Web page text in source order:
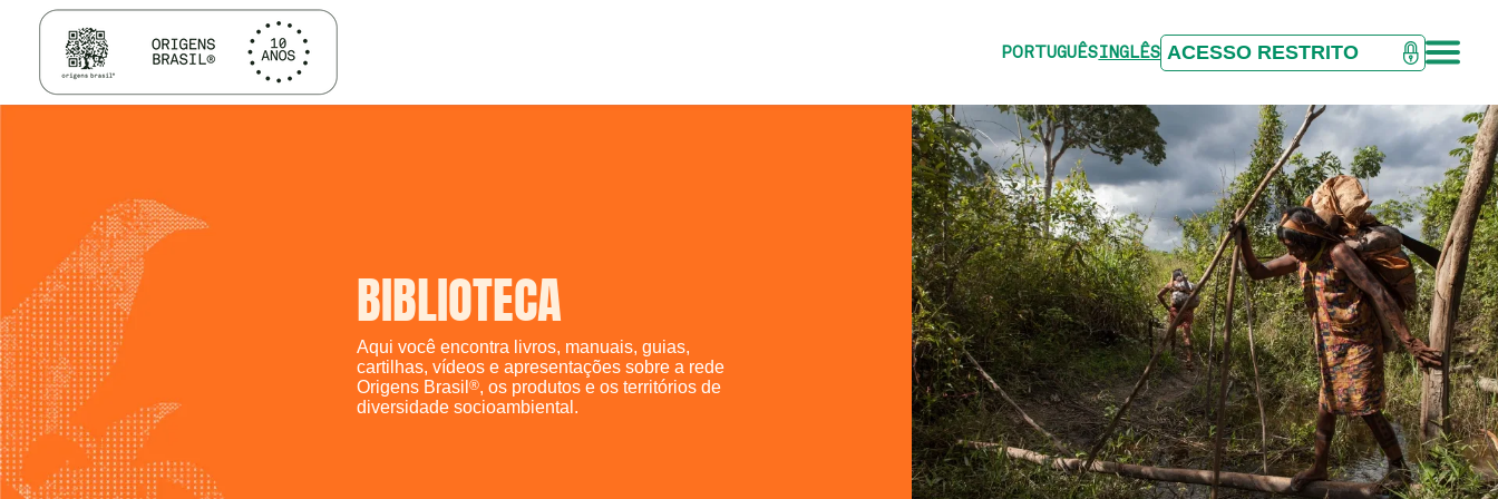
PORTUGUÊSINGLÊS ACESSO RESTRITO
BIBLIOTECA
Aqui você encontra livros, manuais, guias,
cartilhas, vídeos e apresentações sobre a rede
Origens Brasil®, os produtos e os territórios de
diversidade socioambiental.